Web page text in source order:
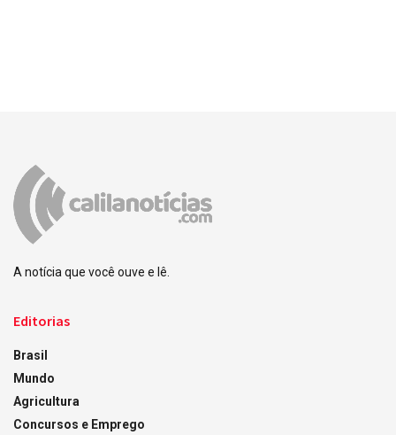
A notícia que você ouve e lê.
Editorias
Brasil
Mundo
Agricultura
Concursos e Emprego